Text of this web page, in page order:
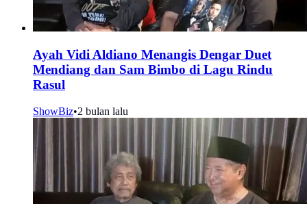
Ayah Vidi Aldiano Menangis Dengar Duet
Mendiang dan Sam Bimbo di Lagu Rindu
Rasul
ShowBiz•2 bulan lalu